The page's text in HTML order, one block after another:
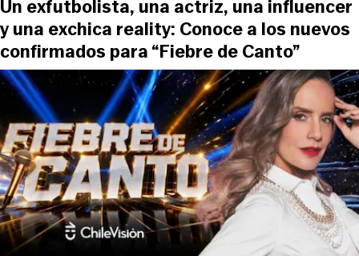
Un exfutbolista, una actriz, una influencer
y una exchica reality: Conoce a los nuevos
confirmados para “Fiebre de Canto”